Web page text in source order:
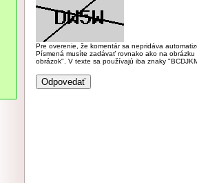
Pre overenie, že komentár sa nepridáva
Písmená musíte zadávať rovnako ako na
obrázok". V texte sa používajú iba znaky